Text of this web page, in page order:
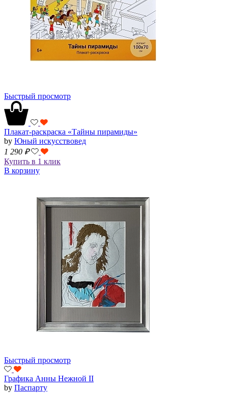
Быстрый просмотр
Плакат-раскраска «Тайны пирамиды»
by Юный искусствовед
1 290 ₽
Купить в 1 клик
В корзину
Быстрый просмотр
Графика Анны Нежной II
by Паспарту